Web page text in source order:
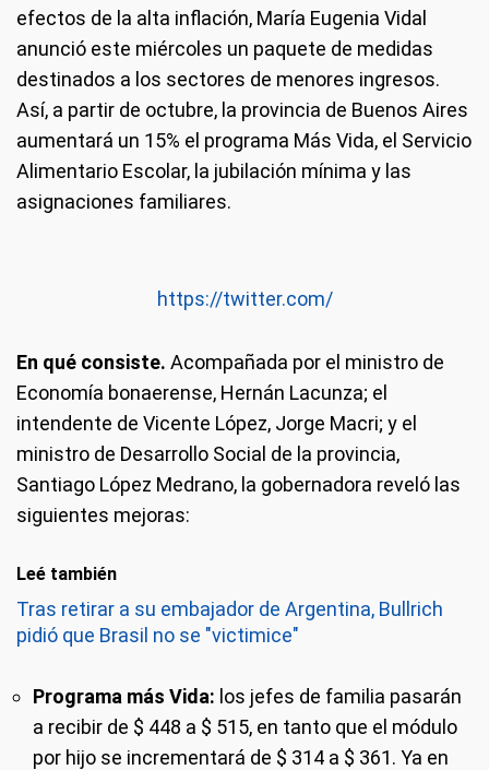
efectos de la alta inflación, María Eugenia Vidal
anunció este miércoles un paquete de medidas
destinados a los sectores de menores ingresos.
Así, a partir de octubre, la provincia de Buenos Aires
aumentará un 15% el programa Más Vida, el Servicio
Alimentario Escolar, la jubilación mínima y las
asignaciones familiares.
https://twitter.com/
En qué consiste. Acompañada por el ministro de
Economía bonaerense, Hernán Lacunza; el
intendente de Vicente López, Jorge Macri; y el
ministro de Desarrollo Social de la provincia,
Santiago López Medrano, la gobernadora reveló las
siguientes mejoras:
Leé también
Tras retirar a su embajador de Argentina, Bullrich
pidió que Brasil no se "victimice"
Programa más Vida: los jefes de familia pasarán
a recibir de $ 448 a $ 515, en tanto que el módulo
por hijo se incrementará de $ 314 a $ 361. Ya en